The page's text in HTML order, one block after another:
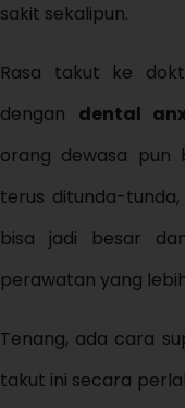
sakit sekalipun.
Rasa takut ke
dengan dental
orang dewasa pun
terus ditunda-
bisa jadi besar
perawatan yang
Tenang, ada cara
takut ini secara